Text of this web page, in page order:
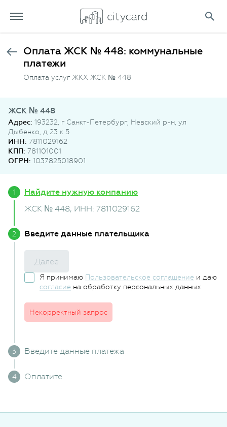
Оплата ЖСК № 448: коммунальные
платежи
Оплата услуг ЖКХ ЖСК № 448
ЖСК № 448
Адрес: 193232, г Санкт-Петербург, Невский р-н, ул
Дыбенко, д 23 к 5
ИНН: 7811029162
КПП: 781101001
ОГРН: 1037825018901
Найдите нужную компанию
ЖСК № 448, ИНН: 7811029162
Введите данные плательщика
Далее
Я принимаю Пользовательское соглашение и даю
согласие на обработку персональных данных
Некорректный запрос
Введите данные платежа
Оплатите